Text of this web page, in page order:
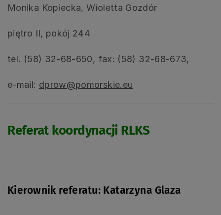
Monika Kopiecka, Wioletta Gozdór
piętro II, pokój 244
tel. (58) 32-68-650, fax: (58) 32-68-673,
e-mail: dprow@pomorskie.eu
Referat koordynacji RLKS
Kierownik referatu: Katarzyna Glaza